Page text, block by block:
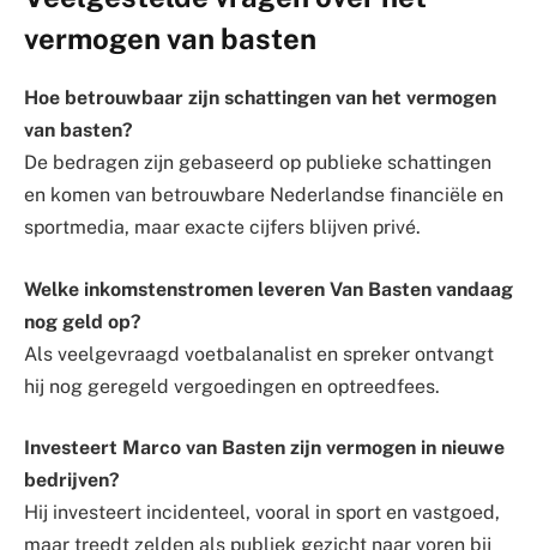
vermogen van basten
Hoe betrouwbaar zijn schattingen van het vermogen
van basten?
De bedragen zijn gebaseerd op publieke schattingen
en komen van betrouwbare Nederlandse financiële en
sportmedia, maar exacte cijfers blijven privé.
Welke inkomstenstromen leveren Van Basten vandaag
nog geld op?
Als veelgevraagd voetbalanalist en spreker ontvangt
hij nog geregeld vergoedingen en optreedfees.
Investeert Marco van Basten zijn vermogen in nieuwe
bedrijven?
Hij investeert incidenteel, vooral in sport en vastgoed,
maar treedt zelden als publiek gezicht naar voren bij